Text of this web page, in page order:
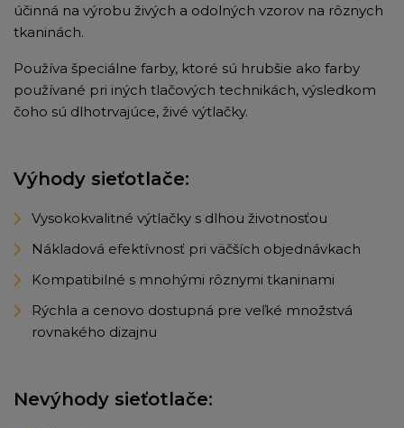
účinná na výrobu živých a odolných vzorov na rôznych
tkaninách.
Používa špeciálne farby, ktoré sú hrubšie ako farby
používané pri iných tlačových technikách, výsledkom
čoho sú dlhotrvajúce, živé výtlačky.
Výhody sieťotlače:
Vysokokvalitné výtlačky s dlhou životnosťou
Nákladová efektívnosť pri väčších objednávkach
Kompatibilné s mnohými rôznymi tkaninami
Rýchla a cenovo dostupná pre veľké množstvá
rovnakého dizajnu
Nevýhody sieťotlače: